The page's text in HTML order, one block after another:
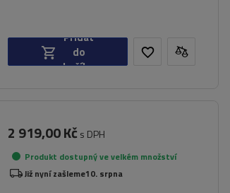
Přidat
do
košíku
2 919,00 Kč s DPH
Produkt dostupný ve velkém množství
Již nyní zašleme10. srpna